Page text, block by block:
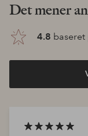
Det mener
4.8 baseret